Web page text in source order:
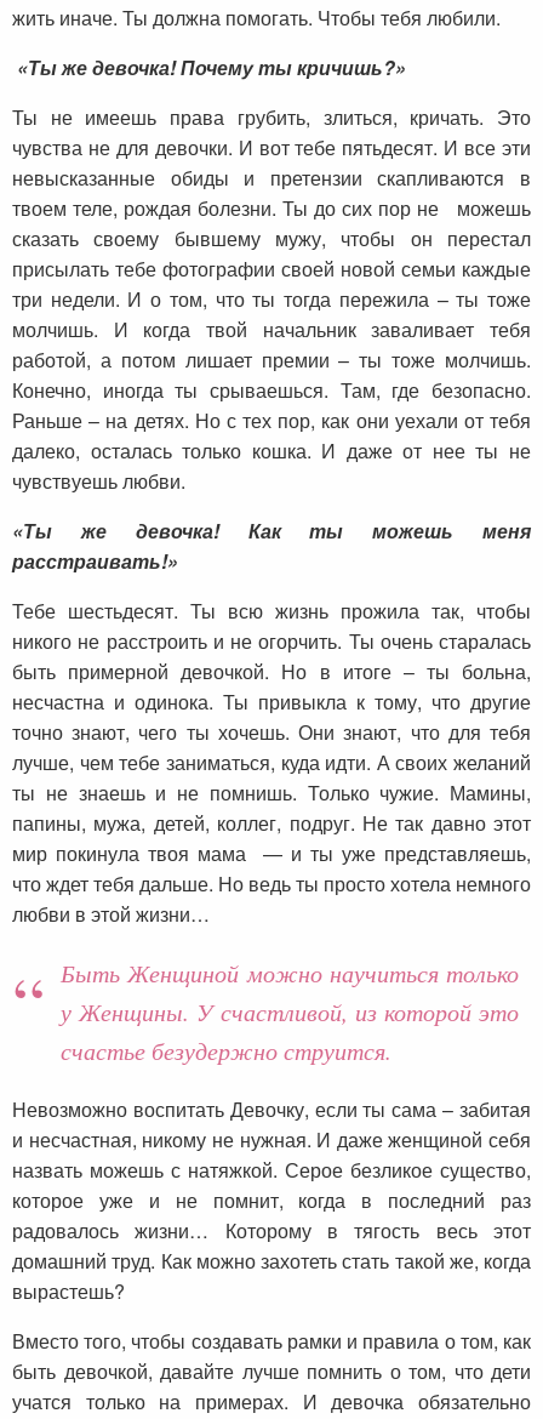
жить иначе. Ты должна помогать. Чтобы тебя любили.
«Ты же девочка! Почему ты кричишь?»
Ты не имеешь права грубить, злиться, кричать. Это
чувства не для девочки. И вот тебе пятьдесят. И все эти
невысказанные обиды и претензии скапливаются в
твоем теле, рождая болезни. Ты до сих пор не можешь
сказать своему бывшему мужу, чтобы он перестал
присылать тебе фотографии своей новой семьи каждые
три недели. И о том, что ты тогда пережила – ты тоже
молчишь. И когда твой начальник заваливает тебя
работой, а потом лишает премии – ты тоже молчишь.
Конечно, иногда ты срываешься. Там, где безопасно.
Раньше – на детях. Но с тех пор, как они уехали от тебя
далеко, осталась только кошка. И даже от нее ты не
чувствуешь любви.
«Ты же девочка! Как ты можешь меня
расстраивать!»
Тебе шестьдесят. Ты всю жизнь прожила так, чтобы
никого не расстроить и не огорчить. Ты очень старалась
быть примерной девочкой. Но в итоге – ты больна,
несчастна и одинока. Ты привыкла к тому, что другие
точно знают, чего ты хочешь. Они знают, что для тебя
лучше, чем тебе заниматься, куда идти. А своих желаний
ты не знаешь и не помнишь. Только чужие. Мамины,
папины, мужа, детей, коллег, подруг. Не так давно этот
мир покинула твоя мама — и ты уже представляешь,
что ждет тебя дальше. Но ведь ты просто хотела немного
любви в этой жизни…
Быть Женщиной можно научиться только
у Женщины. У счастливой, из которой это
счастье безудержно струится.
Невозможно воспитать Девочку, если ты сама – забитая
и несчастная, никому не нужная. И даже женщиной себя
назвать можешь с натяжкой. Серое безликое существо,
которое уже и не помнит, когда в последний раз
радовалось жизни… Которому в тягость весь этот
домашний труд. Как можно захотеть стать такой же, когда
вырастешь?
Вместо того, чтобы создавать рамки и правила о том, как
быть девочкой, давайте лучше помнить о том, что дети
учатся только на примерах. И девочка обязательно